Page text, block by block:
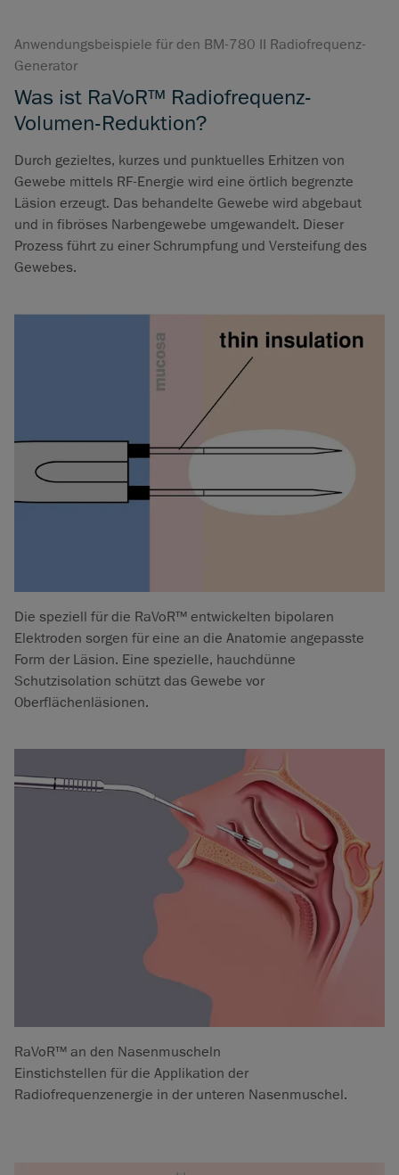
Anwendungsbeispiele für den BM-780 II Radiofrequenz-
Generator
Was ist RaVoR™ Radiofrequenz-
Volumen-Reduktion?
Durch gezieltes, kurzes und punktuelles Erhitzen von
Gewebe mittels RF-Energie wird eine örtlich begrenzte
Läsion erzeugt. Das behandelte Gewebe wird abgebaut
und in fibröses Narbengewebe umgewandelt. Dieser
Prozess führt zu einer Schrumpfung und Versteifung des
Gewebes.
Die speziell für die RaVoR™ entwickelten bipolaren
Elektroden sorgen für eine an die Anatomie angepasste
Form der Läsion. Eine spezielle, hauchdünne
Schutzisolation schützt das Gewebe vor
Oberflächenläsionen.
RaVoR™ an den Nasenmuscheln
Einstichstellen für die Applikation der
Radiofrequenzenergie in der unteren Nasenmuschel.